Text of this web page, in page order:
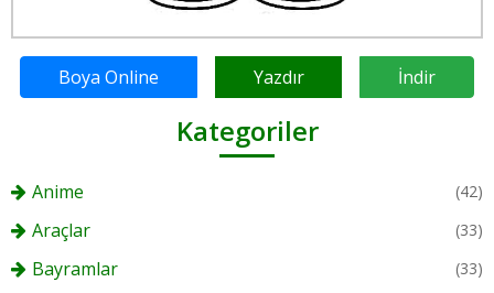
Boya Online Yazdır İndir
Kategoriler
Anime (42)
Araçlar (33)
Bayramlar (33)